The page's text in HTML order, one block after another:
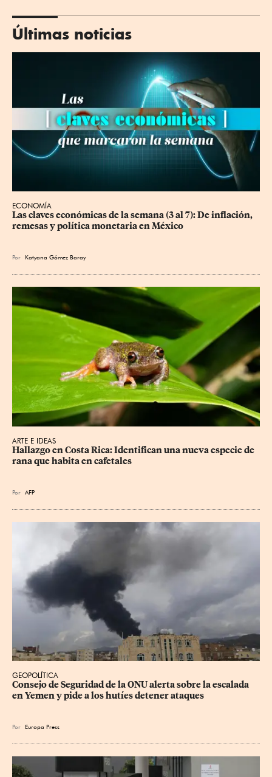
Últimas noticias
ECONOMÍA
Las claves económicas de la semana (3 al 7): De inflación,
remesas y política monetaria en México
Por Katyana Gómez Baray
ARTE E IDEAS
Hallazgo en Costa Rica: Identifican una nueva especie de
rana que habita en cafetales
Por AFP
GEOPOLÍTICA
Consejo de Seguridad de la ONU alerta sobre la escalada
en Yemen y pide a los hutíes detener ataques
Por Europa Press